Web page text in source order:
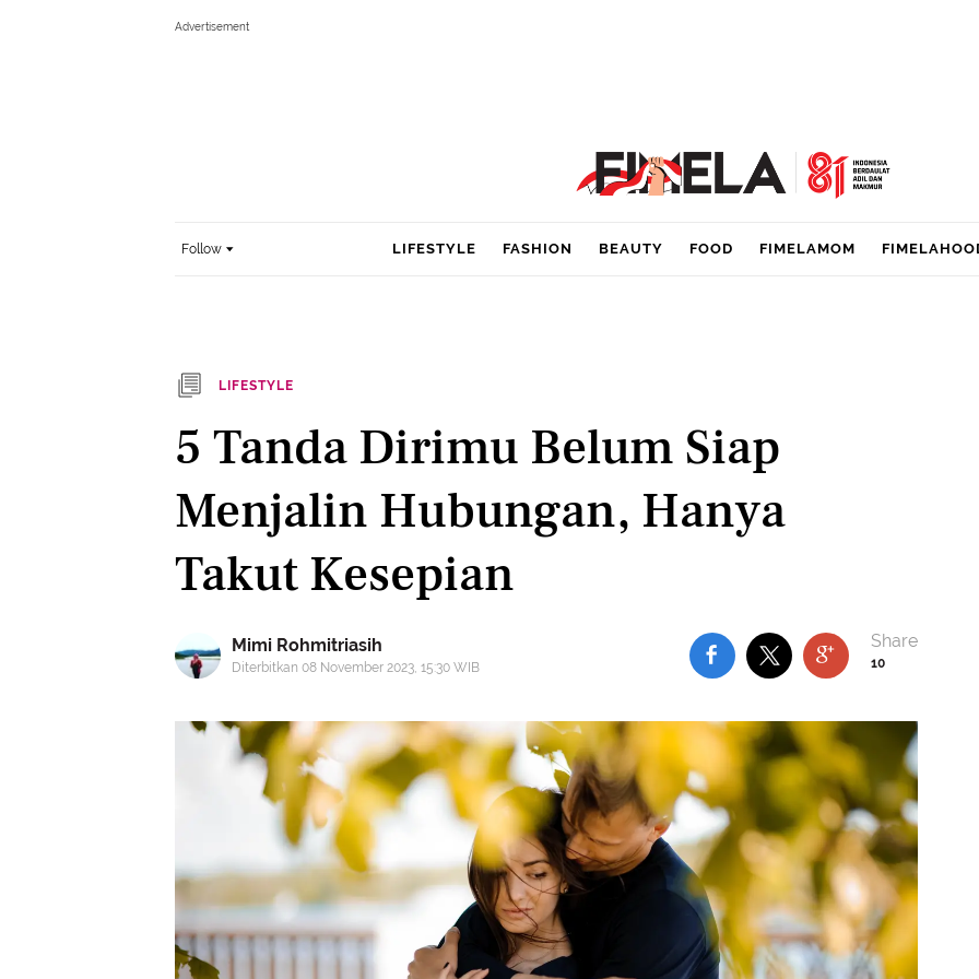
Follow LIFESTYLE FASHION BEAUTY FOOD FIMELAMOM
LIFESTYLE
5 Tanda Dirimu Belum Siap
Menjalin Hubungan, Hanya
Takut Kesepian
Mimi Rohmitriasih
Diterbitkan 08 November 2023, 15:30 WIB 10